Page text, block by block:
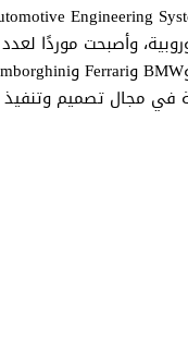
وأصبحت موردًا
في مجال تصميم